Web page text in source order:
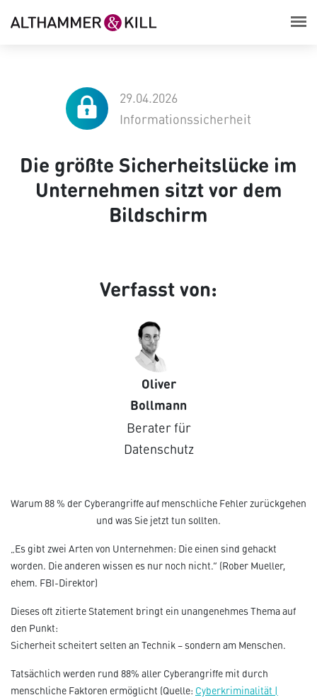
29.04.2026
Informationssicherheit
Die größte Sicherheitslücke im
Unternehmen sitzt vor dem
Bildschirm
Verfasst von:
Oliver
Bollmann
Berater für
Datenschutz
Warum 88 % der Cyberangriffe auf menschliche Fehler zurückgehen
und was Sie jetzt tun sollten.
„Es gibt zwei Arten von Unternehmen: Die einen sind gehackt
worden. Die anderen wissen es nur noch nicht.“ (Rober Mueller,
ehem. FBI-Direktor)
Dieses oft zitierte Statement bringt ein unangenehmes Thema auf
den Punkt:
Sicherheit scheitert selten an Technik – sondern am Menschen.
Tatsächlich werden rund 88% aller Cyberangriffe mit durch
menschliche Faktoren ermöglicht (Quelle: Cyberkriminalität |